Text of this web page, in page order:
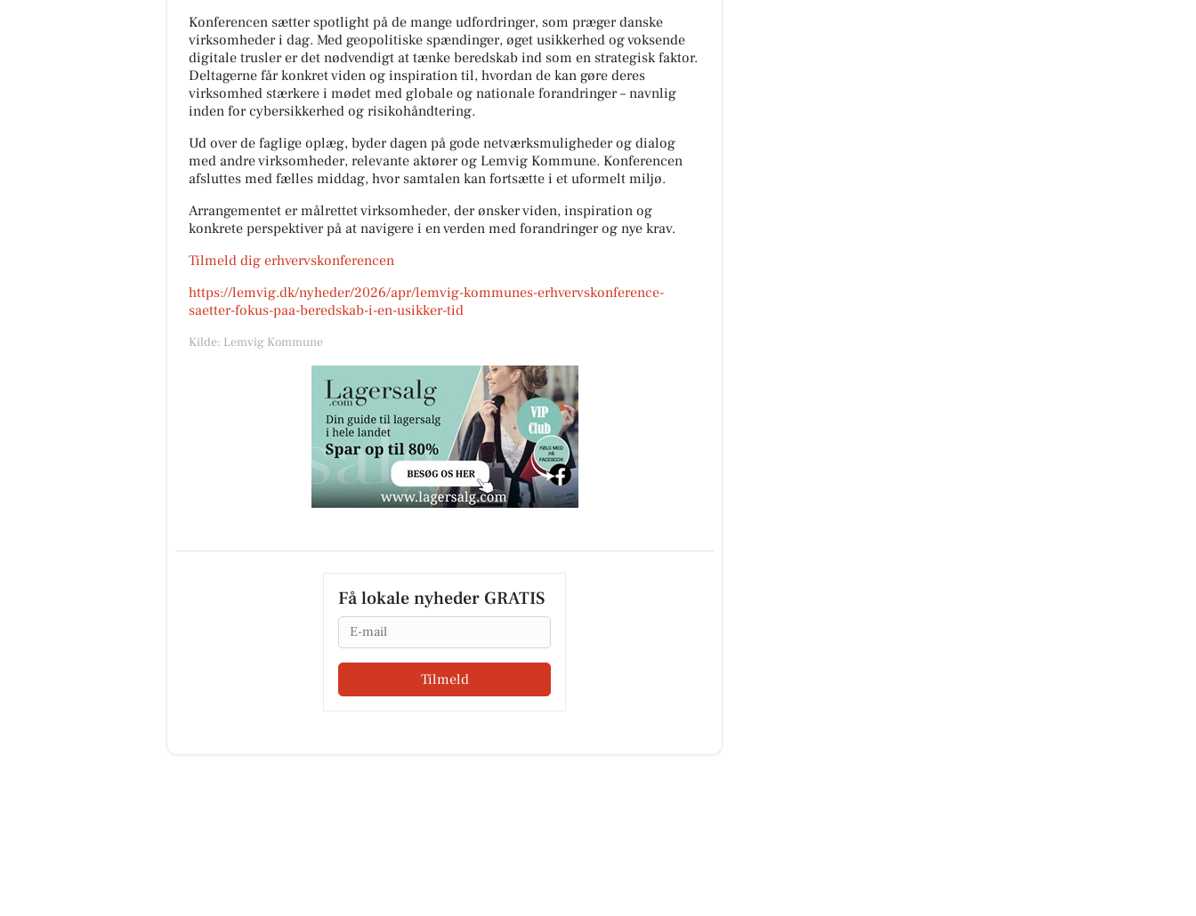
Konferencen sætter spotlight på de mange udfordringer, som præger danske
virksomheder i dag. Med geopolitiske spændinger, øget usikkerhed og voksende
digitale trusler er det nødvendigt at tænke beredskab ind som en strategisk faktor.
Deltagerne får konkret viden og inspiration til, hvordan de kan gøre deres
virksomhed stærkere i mødet med globale og nationale forandringer – navnlig
inden for cybersikkerhed og risikohåndtering.
Ud over de faglige oplæg, byder dagen på gode netværksmuligheder og dialog
med andre virksomheder, relevante aktører og Lemvig Kommune. Konferencen
afsluttes med fælles middag, hvor samtalen kan fortsætte i et uformelt miljø.
Arrangementet er målrettet virksomheder, der ønsker viden, inspiration og
konkrete perspektiver på at navigere i en verden med forandringer og nye krav.
Tilmeld dig erhvervskonferencen
https://lemvig.dk/nyheder/2026/apr/lemvig-kommunes-erhvervskonference-
saetter-fokus-paa-beredskab-i-en-usikker-tid
Kilde: Lemvig Kommune
Få lokale nyheder GRATIS
Email
Tilmeld